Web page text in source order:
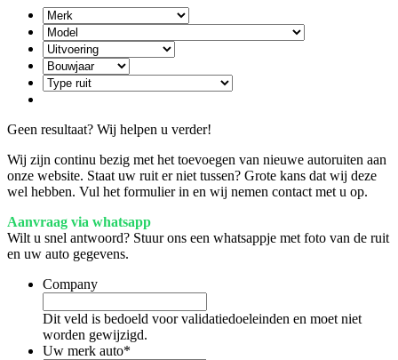
Geen resultaat? Wij helpen u verder!
Wij zijn continu bezig met het toevoegen van nieuwe autoruiten aan
onze website. Staat uw ruit er niet tussen? Grote kans dat wij deze
wel hebben. Vul het formulier in en wij nemen contact met u op.
Aanvraag via whatsapp
Wilt u snel antwoord? Stuur ons een whatsappje met foto van de ruit
en uw auto gegevens.
Company
Dit veld is bedoeld voor validatiedoeleinden en moet niet
worden gewijzigd.
Uw merk auto*